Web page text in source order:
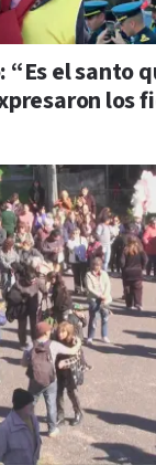
“Es el santo
los